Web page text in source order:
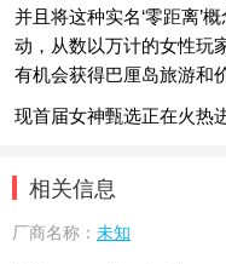
并且将这种实名‘零距离’
动，从数以万计的女性玩
有机会获得巴厘岛旅游和
现首届女神甄选正在火热
相关信息
厂商名称： 未知